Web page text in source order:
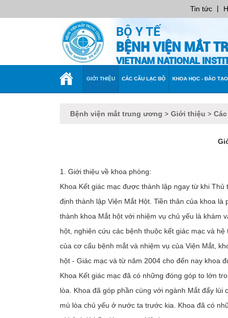
Tin tức |
BỘ Y TẾ
BỆNH VIỆN MẮT
VIETNAM NATIONAL
TRANG GIỚI THIỆU CÁC CÂU LẠC BỘ KHOA HỌC - ĐÀO TẠO
Bệnh viện mắt trung ương > Giới thiệu >
1. Giới thiệu về khoa phòng:
Khoa Kết giác mạc được thành lập ngay từ khi
định thành lập Viện Mắt Hột. Tiền thân của khoa
thành khoa Mắt hột với nhiệm vụ chủ yếu là khám
hột, nghiên cứu các bệnh thuộc kết giác mạc và
của cơ cấu bệnh mắt và nhiệm vụ của Viện Mắt,
hột - Giác mạc và từ năm 2004 cho đến nay khoa
Khoa Kết giác mạc đã có những đóng góp to lớn
lòa. Khoa đã góp phần cùng với ngành Mắt đẩy lùi
mù lòa chủ yếu ở nước ta trước kia. Khoa đã có